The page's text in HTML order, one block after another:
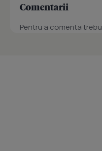
Comentarii
Pentru a comenta